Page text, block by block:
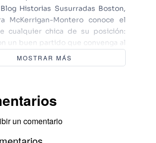
Blog Historias Susurradas Boston,
McKerrigan-Montero conoce el
cualquier chica de su posición:
un buen partido que convenga al
Pero Laura tiene un sueño:
alta repostería con el afamado
para que le permita residir en
viaja a la ciudad de la libertad;
MOSTRAR MÁS
un comentario